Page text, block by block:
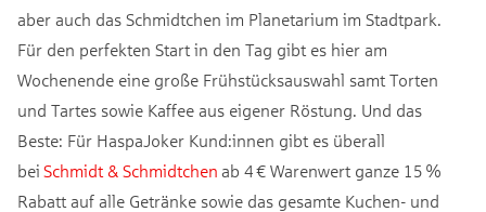
aber auch das Schmidtchen im Planetarium im Stadtpark.
Für den perfekten Start in den Tag gibt es hier am
Wochenende eine große Frühstücksauswahl samt Torten
und Tartes sowie Kaffee aus eigener Röstung. Und das
Beste: Für HaspaJoker Kund:innen gibt es überall
bei Schmidt & Schmidtchen ab 4 € Warenwert ganze 15 %
Rabatt auf alle Getränke sowie das gesamte Kuchen- und